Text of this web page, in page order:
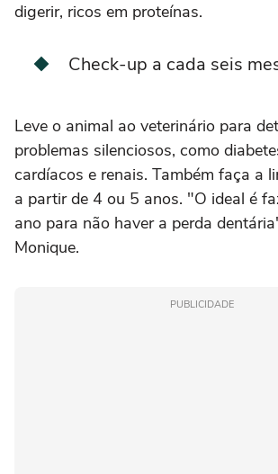
digerir, ricos em proteínas.
Check-up a cada seis
Leve o animal ao veterinário para
problemas silenciosos, como
cardíacos e renais. Também faça a
a partir de 4 ou 5 anos. "O ideal é
ano para não haver a perda
Monique.
PUBLICIDADE